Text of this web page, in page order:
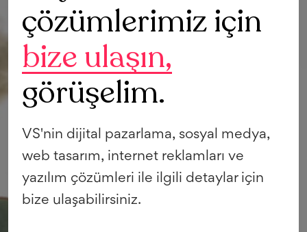
çözümlerimiz için
bize ulaşın,
görüşelim.
VS'nin dijital pazarlama, sosyal medya,
web tasarım, internet reklamları ve
yazılım çözümleri ile ilgili detaylar için
bize ulaşabilirsiniz.